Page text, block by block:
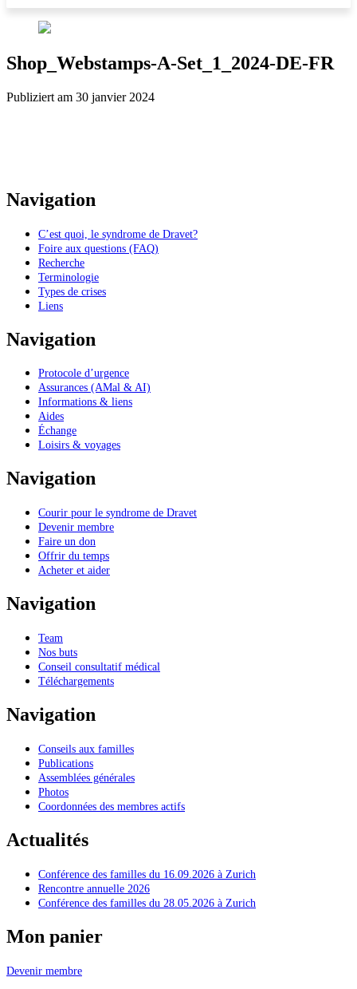
Shop_Webstamps-A-Set_1_2024-DE-FR
Publiziert am 30 janvier 2024
Navigation
C’est quoi, le syndrome de Dravet?
Foire aux questions (FAQ)
Recherche
Terminologie
Types de crises
Liens
Navigation
Protocole d’urgence
Assurances (AMal & AI)
Informations & liens
Aides
Échange
Loisirs & voyages
Navigation
Courir pour le syndrome de Dravet
Devenir membre
Faire un don
Offrir du temps
Acheter et aider
Navigation
Team
Nos buts
Conseil consultatif médical
Téléchargements
Navigation
Conseils aux familles
Publications
Assemblées générales
Photos
Coordonnées des membres actifs
Actualités
Conférence des familles du 16.09.2026 à Zurich
Rencontre annuelle 2026
Conférence des familles du 28.05.2026 à Zurich
Mon panier
Devenir membre